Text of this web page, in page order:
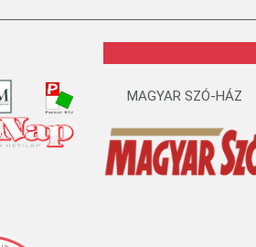
MAGYAR SZÓ-HÁZ